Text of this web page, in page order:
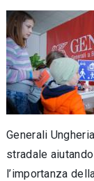
Generali
stradale
l’importanza